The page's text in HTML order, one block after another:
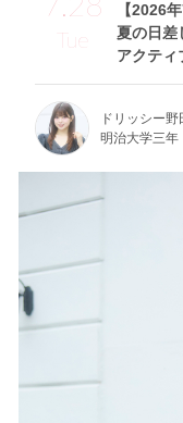
Tue
【2026
夏の日差
アクティ
ドリッシー
明治大学三年